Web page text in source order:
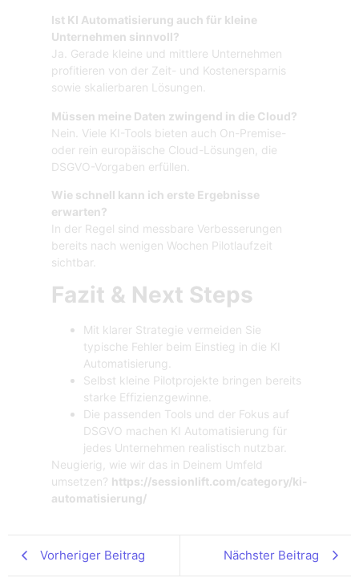
Ist KI Automatisierung auch für kleine
Unternehmen sinnvoll?
Ja. Gerade kleine und mittlere Unternehmen
profitieren von der Zeit- und Kostenersparnis
sowie skalierbaren Lösungen.
Müssen meine Daten zwingend in die Cloud?
Nein. Viele KI-Tools bieten auch On-Premise-
oder rein europäische Cloud-Lösungen, die
DSGVO-Vorgaben erfüllen.
Wie schnell kann ich erste Ergebnisse
erwarten?
In der Regel sind messbare Verbesserungen
bereits nach wenigen Wochen Pilotlaufzeit
sichtbar.
Fazit & Next Steps
Mit klarer Strategie vermeiden Sie
typische Fehler beim Einstieg in die KI
Automatisierung.
Selbst kleine Pilotprojekte bringen bereits
starke Effizienzgewinne.
Die passenden Tools und der Fokus auf
DSGVO machen KI Automatisierung für
jedes Unternehmen realistisch nutzbar.
Neugierig, wie wir das in Deinem Umfeld
umsetzen? https://sessionlift.com/category/ki-
automatisierung/
Vorheriger Beitrag Nächster Beitrag